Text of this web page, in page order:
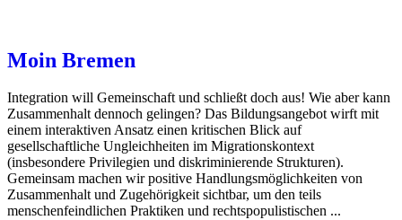
Moin Bremen
Integration will Gemeinschaft und schließt doch aus! Wie aber kann
Zusammenhalt dennoch gelingen? Das Bildungsangebot wirft mit
einem interaktiven Ansatz einen kritischen Blick auf
gesellschaftliche Ungleichheiten im Migrationskontext
(insbesondere Privilegien und diskriminierende Strukturen).
Gemeinsam machen wir positive Handlungsmöglichkeiten von
Zusammenhalt und Zugehörigkeit sichtbar, um den teils
menschenfeindlichen Praktiken und rechtspopulistischen ...